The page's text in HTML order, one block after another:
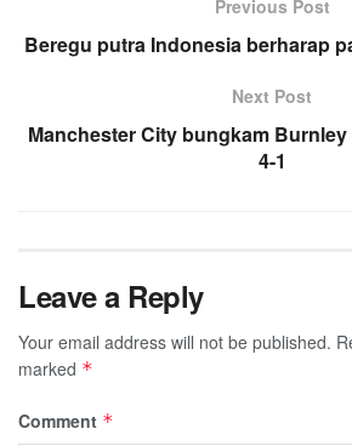
Previous Post
Beregu putra Indonesia berharap
Next Post
Manchester City bungkam
4-1
Leave a Reply
Your email address will not be published.
marked *
Comment *